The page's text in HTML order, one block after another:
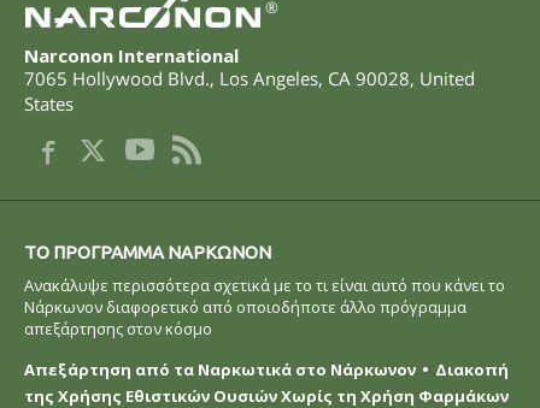
®
Narconon International
7065 Hollywood Blvd., Los Angeles, CA 90028, United
States
ΤΟ ΠΡOΓΡΑΜΜΑ ΝAΡΚΩΝΟΝ
Ανακάλυψε περισσότερα σχετικά με το τι είναι αυτό που κάνει το
Νάρκωνον διαφορετικό από οποιοδήποτε άλλο πρόγραμμα
απεξάρτησης στον κόσμο
Απεξάρτηση από τα Ναρκωτικά στο Νάρκωνον
Διακοπή
της Χρήσης Εθιστικών Ουσιών Χωρίς τη Χρήση Φαρμάκων